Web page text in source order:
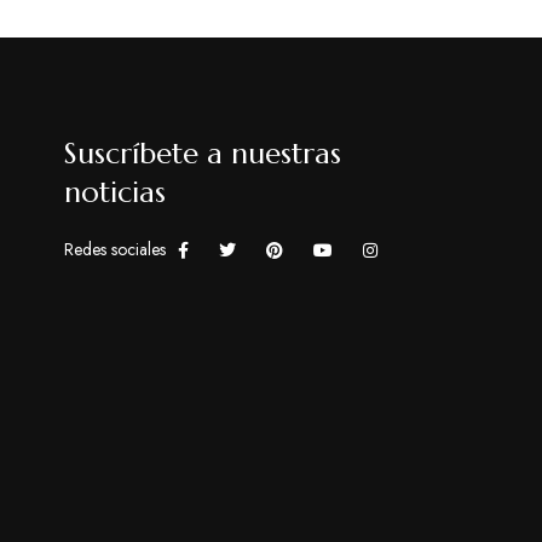
Suscríbete a nuestras
noticias
Redes sociales